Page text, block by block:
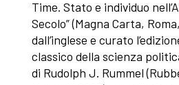
Time. Stato e individuo
Secolo” (Magna Carta,
dall’inglese e curato
classico della scienza
di Rudolph J. Rummel